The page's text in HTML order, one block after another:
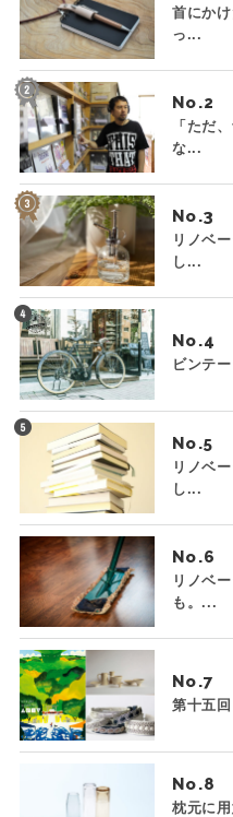
首にか
っ...
No.
「ただ
な...
No.
リノベ
し...
No.
ビンテ
No.
リノベ
し...
No.
リノベ
も。...
No.
第十五
No.
枕元に